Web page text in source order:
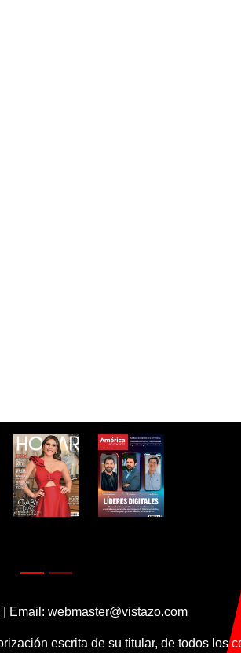
Email: webmaster@vistazo.com
escrita de su titular, de todos los